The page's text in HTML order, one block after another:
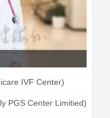
IVF Center)
PGS Center Limitied)